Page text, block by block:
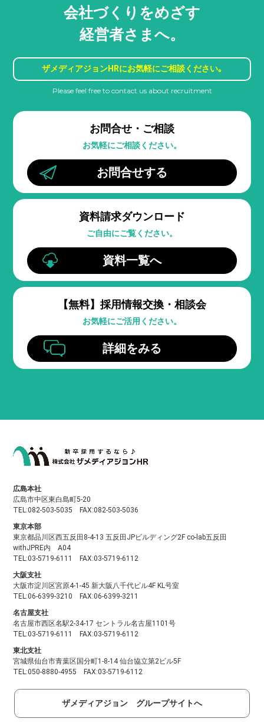
会社づくりをめざす
経営者さまへ。
ザメディアジョンHRにお気軽にご相談ください｡
Please feel free to contact us about recruitment
お問合せ・ご相談
お気軽にご相談ください。
お問合せする
資料請求ダウンロード
ご自由にご覧ください。
資料一覧へ
【無料】 採用情報交換・相談会
お気軽にご活用ください。
詳細をみる
広島本社
広島市中区東白島町5-20
TEL:082-503-5035 FAX:082-503-5036
東京本部
東京都品川区西五反田8-4-13 五反田JPビルディング2F co-lab五反田
withJPRE内 A04
TEL:03-5719-6111 FAX:03-5719-6112
大阪支社
大阪市淀川区宮原4-1-45 新大阪八千代ビル4F KL号室
TEL:06-6399-3210 FAX:06-6399-3211
名古屋支社
名古屋市西区名駅2-34-17 セントラル名古屋1101号
TEL:03-5719-6111 FAX:03-5719-6112
東北支社
宮城県仙台市青葉区国分町1-8-14 仙台協立第2ビル5F
TEL:050-8880-4955 FAX:03-5719-6112
ザメディアジョン グループサイトへ